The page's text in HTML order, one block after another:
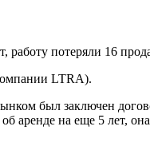
работу потеряли 16
LTRA).
был заключен
аренде на еще 5 лет,